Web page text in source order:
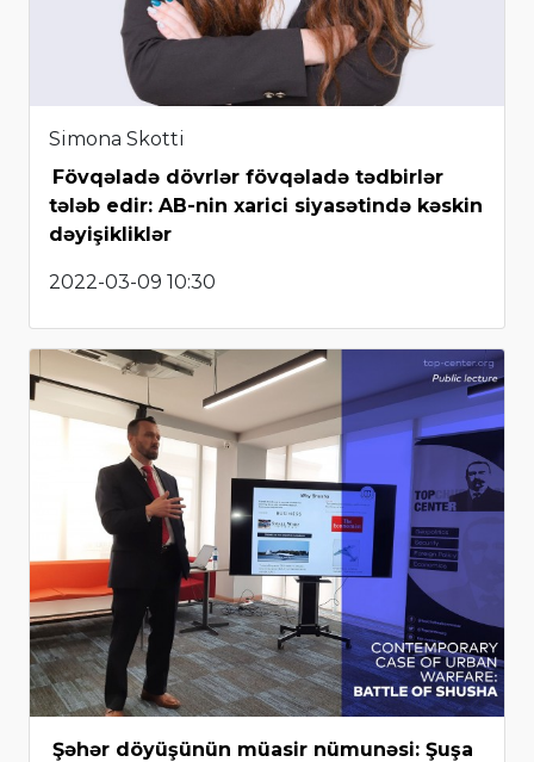
Simona Skotti
Fövqəladə dövrlər fövqəladə tədbirlər
tələb edir: AB-nin xarici siyasətində kəskin
dəyişikliklər
2022-03-09 10:30
Şəhər döyüşünün müasir nümunəsi: Şuşa